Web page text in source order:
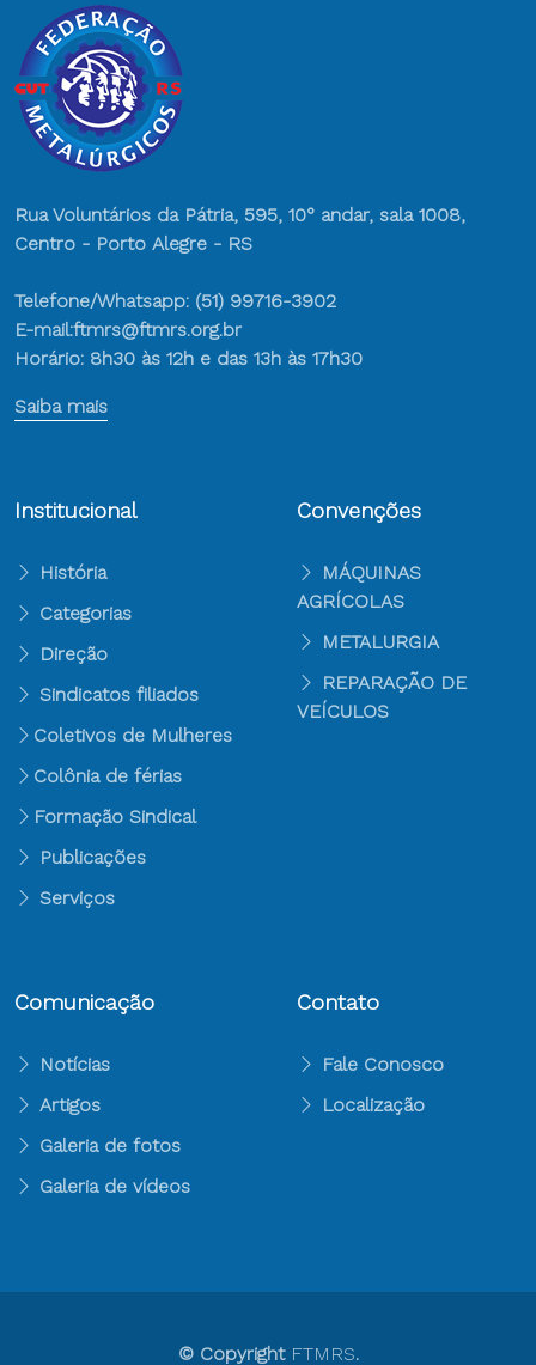
Rua Voluntários da Pátria, 595, 10° andar, sala 1008,
Centro - Porto Alegre - RS
Telefone/Whatsapp: (51) 99716-3902
E-mail:ftmrs@ftmrs.org.br
Horário: 8h30 às 12h e das 13h às 17h30
Saiba mais
Institucional
História
Categorias
Direção
Sindicatos filiados
Coletivos de Mulheres
Colônia de férias
Formação Sindical
Publicações
Serviços
Convenções
MÁQUINAS
AGRÍCOLAS
METALURGIA
REPARAÇÃO DE
VEÍCULOS
Comunicação
Notícias
Artigos
Galeria de fotos
Galeria de vídeos
Contato
Fale Conosco
Localização
© Copyright FTMRS.